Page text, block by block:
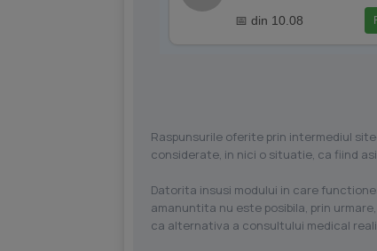
📅 din 10.08
Raspunsurile oferite prin intermediul
considerate, in nici o situatie, ca fiind
Datorita insusi modului in care
amanuntita nu este posibila, prin
ca alternativa a consultului medical